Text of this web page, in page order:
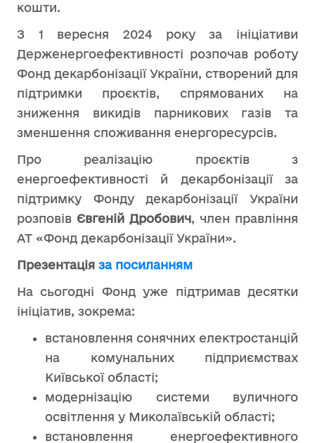
кошти.
З 1 вересня 2024 року за ініціативи
Держенергоефективності розпочав роботу
Фонд декарбонізації України, створений для
підтримки проєктів, спрямованих на
зниження викидів парникових газів та
зменшення споживання енергоресурсів.
Про реалізацію проєктів з
енергоефективності й декарбонізації за
підтримку Фонду декарбонізації України
розповів Євгеній Дробович, член правління
АТ «Фонд декарбонізації України».
Презентація за посиланням
На сьогодні Фонд уже підтримав десятки
ініціатив, зокрема:
встановлення сонячних електростанцій
на комунальних підприємствах
Київської області;
модернізацію системи вуличного
освітлення у Миколаївській області;
встановлення енергоефективного